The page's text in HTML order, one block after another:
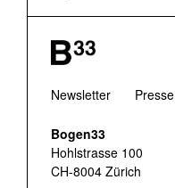
Newsletter Presse
Bogen33
Hohlstrasse 100
CH-8004 Zürich